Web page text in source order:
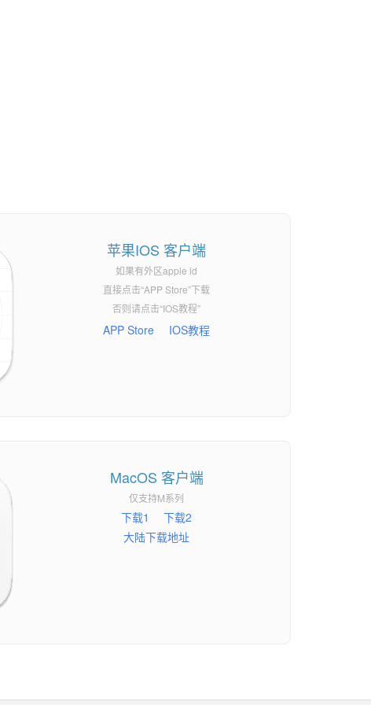
苹果IOS 客户端
如果有外区apple id
直接点击“APP Store”下载
否则请点击“IOS教程”
APP Store IOS教程
MacOS 客户端
仅支持M系列
下载1
下载2
大陆下载地址